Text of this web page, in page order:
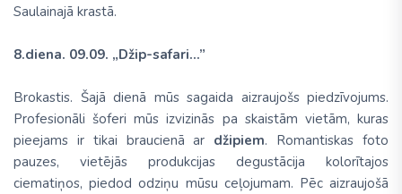
Saulainajā krastā.
8.diena. 09.09. „Džip-safari...”
Brokastis. Šajā dienā mūs sagaida aizraujošs piedzīvojums.
Profesionāli šoferi mūs izvizinās pa skaistām vietām, kuras
pieejams ir tikai braucienā ar džipiem. Romantiskas foto
pauzes, vietējās produkcijas degustācija kolorītajos
ciematiņos, piedod odziņu mūsu ceļojumam. Pēc aizraujošā